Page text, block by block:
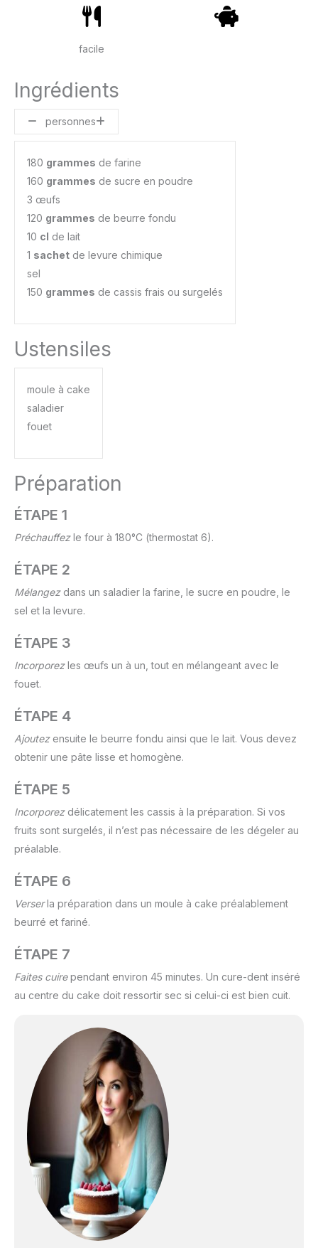
facile
Ingrédients
personnes
180 grammes de farine
160 grammes de sucre en poudre
3 œufs
120 grammes de beurre fondu
10 cl de lait
1 sachet de levure chimique
sel
150 grammes de cassis frais ou surgelés
Ustensiles
moule à cake
saladier
fouet
Préparation
ÉTAPE 1
Préchauffezle four à 180°C (thermostat 6).
ÉTAPE 2
Mélangezdans un saladier la farine, le sucre en poudre, le
sel et la levure.
ÉTAPE 3
Incorporezles œufs un à un, tout en mélangeant avec le
fouet.
ÉTAPE 4
Ajoutezensuite le beurre fondu ainsi que le lait. Vous devez
obtenir une pâte lisse et homogène.
ÉTAPE 5
Incorporezdélicatement les cassis à la préparation. Si vos
fruits sont surgelés, il n’est pas nécessaire de les dégeler au
préalable.
ÉTAPE 6
Verserla préparation dans un moule à cake préalablement
beurré et fariné.
ÉTAPE 7
Faites cuirependant environ 45 minutes. Un cure-dent inséré
au centre du cake doit ressortir sec si celui-ci est bien cuit.